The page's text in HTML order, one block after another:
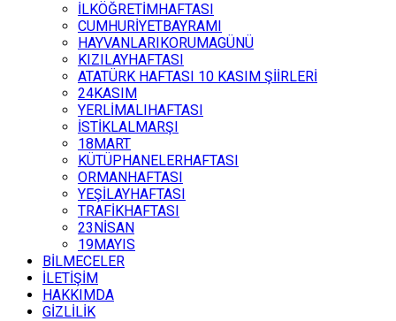
İLKÖĞRETİMHAFTASI
CUMHURİYETBAYRAMI
HAYVANLARIKORUMAGÜNÜ
KIZILAYHAFTASI
ATATÜRK HAFTASI 10 KASIM ŞİİRLERİ
24KASIM
YERLİMALIHAFTASI
İSTİKLALMARŞI
18MART
KÜTÜPHANELERHAFTASI
ORMANHAFTASI
YEŞİLAYHAFTASI
TRAFİKHAFTASI
23NİSAN
19MAYIS
BİLMECELER
İLETİŞİM
HAKKIMDA
GİZLİLİK